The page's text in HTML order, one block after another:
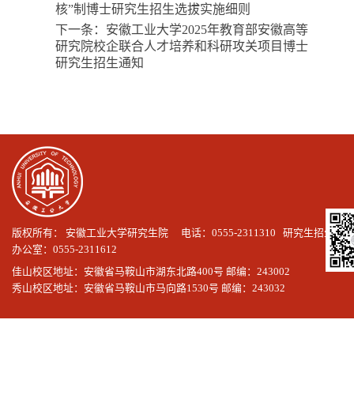
核”制博士研究生招生选拔实施细则
下一条： 安徽工业大学2025年教育部安徽高等
研究院校企联合人才培养和科研攻关项目博士
研究生招生通知
版权所有： 安徽工业大学研究生院 电话：0555-2311310 研究生招生
办公室：0555-2311612
佳山校区地址：安徽省马鞍山市湖东北路400号 邮编：243002
秀山校区地址：安徽省马鞍山市马向路1530号 邮编：243032